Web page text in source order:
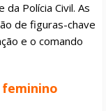
Polícia Civil. As
de figuras-chave
e o comando